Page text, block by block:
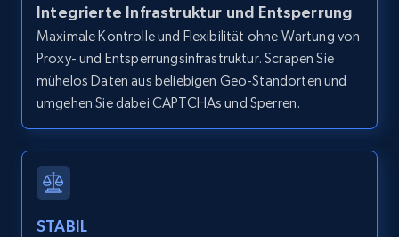
Video length, Likes, Views, and more.
8.1K+ 713+ Gratis testen
Youtube - Videos posts - Search new
youtube videos by keyword
URL, Title, Youtuber, Youtuber md5, Video url,
Video length, Likes, Views, and more.
Integrierte Infrastruktur und Entsperrung
Maximale Kontrolle und Flexibilität ohne Wartung von
Proxy- und Entsperrungsinfrastruktur. Scrapen Sie
mühelos Daten aus beliebigen Geo-Standorten und
umgehen Sie dabei CAPTCHAs und Sperren.
STABIL